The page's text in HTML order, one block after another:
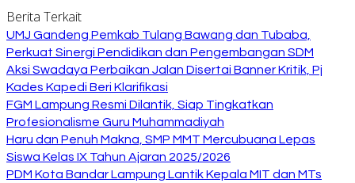
Berita Terkait
UMJ Gandeng Pemkab Tulang Bawang dan Tubaba,
Perkuat Sinergi Pendidikan dan Pengembangan SDM
Aksi Swadaya Perbaikan Jalan Disertai Banner Kritik, Pj
Kades Kapedi Beri Klarifikasi
FGM Lampung Resmi Dilantik, Siap Tingkatkan
Profesionalisme Guru Muhammadiyah
Haru dan Penuh Makna, SMP MMT Mercubuana Lepas
Siswa Kelas IX Tahun Ajaran 2025/2026
PDM Kota Bandar Lampung Lantik Kepala MIT dan MTs